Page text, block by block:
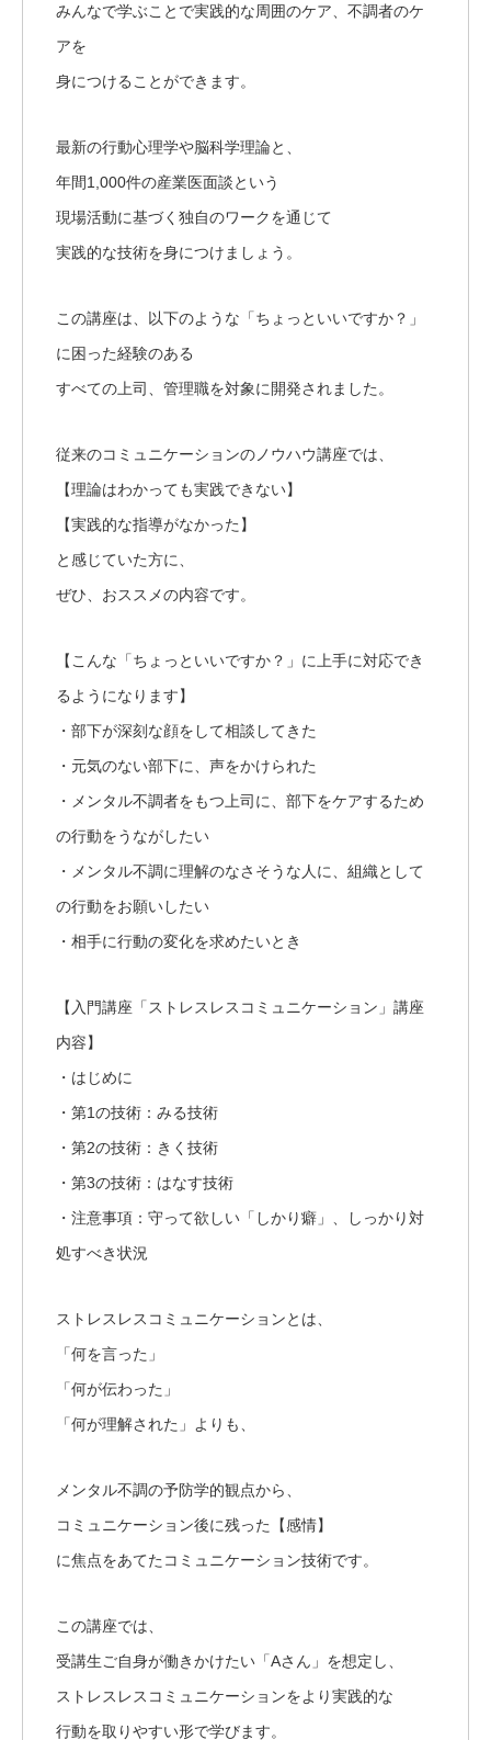
みんなで学ぶことで実践的な周囲のケア、不調者のケ
アを
身につけることができます。
最新の行動心理学や脳科学理論と、
年間1,000件の産業医面談という
現場活動に基づく独自のワークを通じて
実践的な技術を身につけましょう。
この講座は、以下のような「ちょっといいですか？」
に困った経験のある
すべての上司、管理職を対象に開発されました。
従来のコミュニケーションのノウハウ講座では、
【理論はわかっても実践できない】
【実践的な指導がなかった】
と感じていた方に、
ぜひ、おススメの内容です。
【こんな「ちょっといいですか？」に上手に対応でき
るようになります】
・部下が深刻な顔をして相談してきた
・元気のない部下に、声をかけられた
・メンタル不調者をもつ上司に、部下をケアするため
の行動をうながしたい
・メンタル不調に理解のなさそうな人に、組織として
の行動をお願いしたい
・相手に行動の変化を求めたいとき
【入門講座「ストレスレスコミュニケーション」講座
内容】
・はじめに
・第1の技術：みる技術
・第2の技術：きく技術
・第3の技術：はなす技術
・注意事項：守って欲しい「しかり癖」、しっかり対
処すべき状況
ストレスレスコミュニケーションとは、
「何を言った」
「何が伝わった」
「何が理解された」よりも、
メンタル不調の予防学的観点から、
コミュニケーション後に残った【感情】
に焦点をあてたコミュニケーション技術です。
この講座では、
受講生ご自身が働きかけたい「Aさん」を想定し、
ストレスレスコミュニケーションをより実践的な
行動を取りやすい形で学びます。